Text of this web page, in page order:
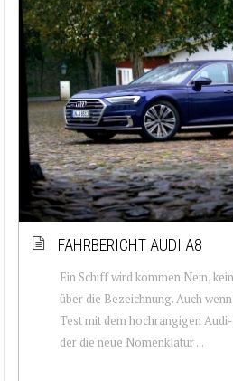
FAHRBERICHT AUDI A8
Ein Schiff wird kommen Nein,
über die Bezeichnung. Auch
Test mit dem hochrangigen
der die neue Nomenklatur ...